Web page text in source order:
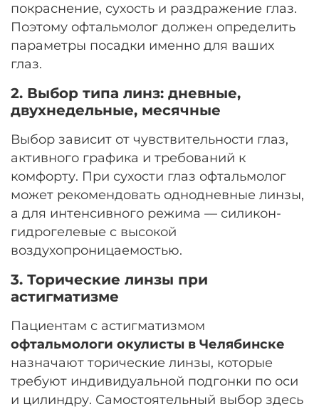
покраснение, сухость и раздражение глаз.
Поэтому офтальмолог должен определить
параметры посадки именно для ваших
глаз.
2. Выбор типа линз: дневные,
двухнедельные, месячные
Выбор зависит от чувствительности глаз,
активного графика и требований к
комфорту. При сухости глаз офтальмолог
может рекомендовать однодневные линзы,
а для интенсивного режима — силикон-
гидрогелевые с высокой
воздухопроницаемостью.
3. Торические линзы при
астигматизме
Пациентам с астигматизмом
офтальмологи окулисты в Челябинске
назначают торические линзы, которые
требуют индивидуальной подгонки по оси
и цилиндру. Самостоятельный выбор здесь